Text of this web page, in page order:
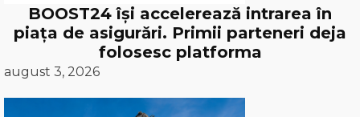
BOOST24 își accelerează intrarea în
piața de asigurări. Primii parteneri deja
folosesc platforma
august 3, 2026